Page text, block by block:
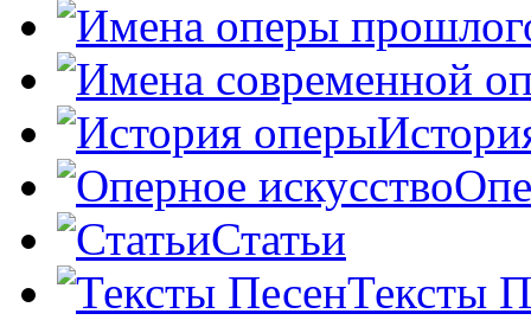
Статьи
Тексты